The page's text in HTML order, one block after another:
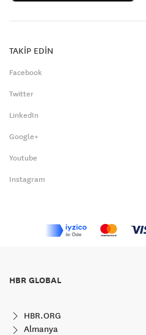
TAKİP EDİN
Facebook
Twitter
LinkedIn
Google+
Youtube
Instagram
HBR GLOBAL
HBR.ORG
Almanya